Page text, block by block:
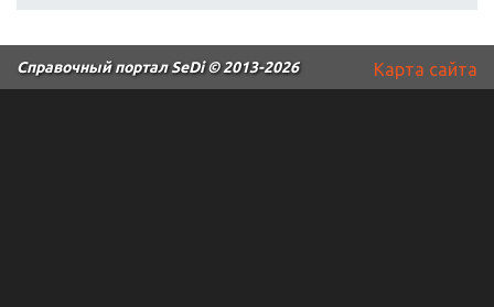
Карта сайта
Справочный портал SeDi© 2013-2026